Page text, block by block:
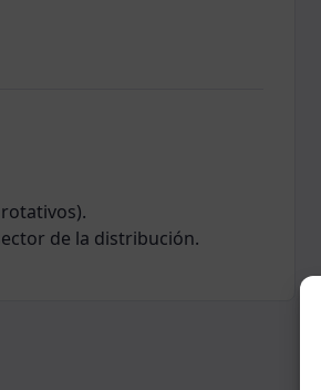
de la distribución.